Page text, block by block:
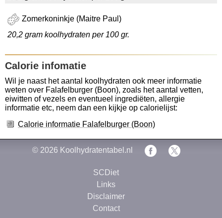
Zomerkoninkje (Maitre Paul)
20,2 gram koolhydraten per 100 gr.
Calorie infomatie
Wil je naast het aantal koolhydraten ook meer informatie
weten over Falafelburger (Boon), zoals het aantal vetten,
eiwitten of vezels en eventueel ingrediëten, allergie
informatie etc, neem dan een kijkje op calorielijst:
Calorie informatie Falafelburger (Boon)
© 2026 Koolhydratentabel.nl
SCDiet
Links
Disclaimer
Contact